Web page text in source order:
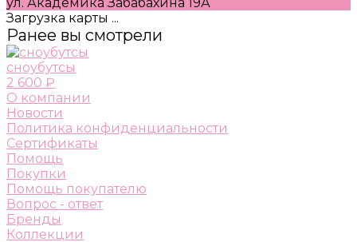
Загрузка карты ...
Ранее вы смотрели
сноубутсы
2 600 ₽
О компании
Новости
Политика конфиденциальности
Сертификаты
Помощь
Покупки
Помощь покупателю
Вопрос - ответ
Бренды
Коллекции